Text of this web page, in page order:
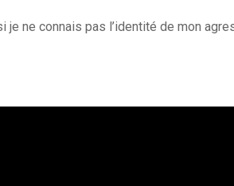
ne connais pas l’identité de mon